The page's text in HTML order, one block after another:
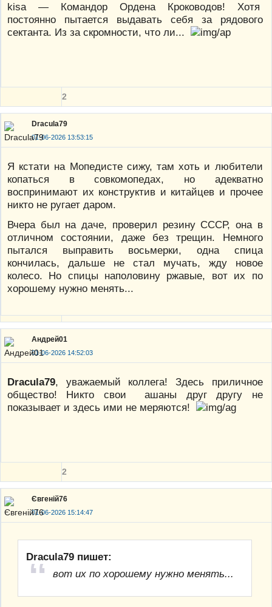
kisa — Командор Ордена Кроководов! Хотя
постоянно пытается выдавать себя за рядового
сектанта. Из за скромности, что ли...
2
Dracula79
01-06-2026 13:53:15
Я кстати на Мопедисте сижу, там хоть и любители
копаться в совкомопедах, но адекватно
воспринимают их конструктив и китайцев и прочее
никто не ругает даром.
Вчера был на даче, проверил резину СССР, она в
отличном состоянии, даже без трещин. Немного
пытался выправить восьмерки, одна спица
кончилась, дальше не стал мучать, жду новое
колесо. Но спицы наполовину ржавые, вот их по
хорошему нужно менять...
Андрей01
01-06-2026 14:52:03
Dracula79, уважаемый коллега! Здесь приличное
общество! Никто свои ашаны друг другу не
показывает и здесь ими не меряются!
2
Євгеній76
01-06-2026 15:14:47
Dracula79 пишет:
вот их по хорошему нужно менять...